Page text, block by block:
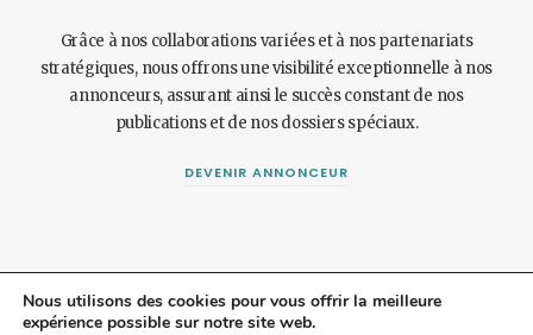
Grâce à nos collaborations variées et à nos partenariats
stratégiques, nous offrons une visibilité exceptionnelle à nos
annonceurs, assurant ainsi le succès constant de nos
publications et de nos dossiers spéciaux.
DEVENIR ANNONCEUR
Nous utilisons des cookies pour vous offrir la meilleure
expérience possible sur notre site web.